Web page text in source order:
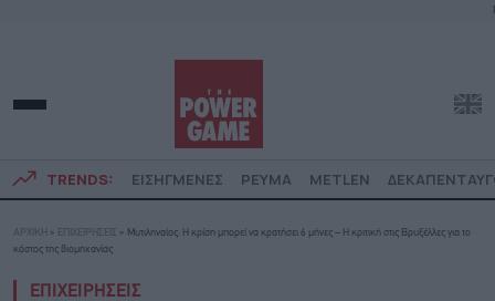
TRENDS: ΕΙΣΗΓΜΕΝΕΣ ΡΕΥΜΑ METLEN
ΑΡΧΙΚΗ » ΕΠΙΧΕΙΡΗΣΕΙΣ » Μυτιληναίος: Η κρίση μπορεί να κρατήσει 6 μήνες – Η κριτική στις Βρυξέλλες για το
κόστος της βιομηχανίας
ΕΠΙΧΕΙΡΗΣΕΙΣ